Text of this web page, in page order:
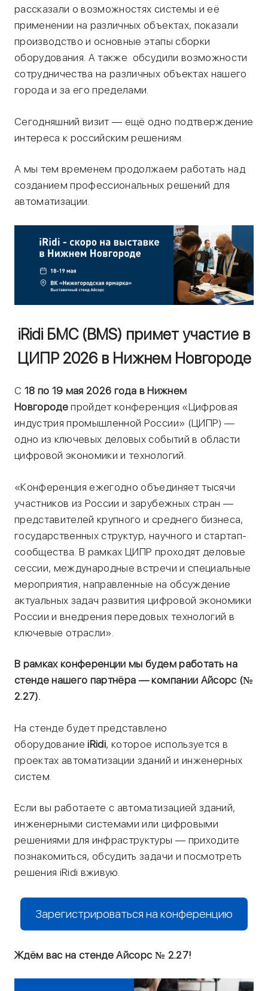
рассказали о возможностях системы и её
применении на различных объектах, показали
производство и основные этапы сборки
оборудования. А также обсудили возможности
сотрудничества на различных объектах нашего
города и за его пределами.
Сегодняшний визит — ещё одно подтверждение
интереса к российским решениям.
А мы тем временем продолжаем работать над
созданием профессиональных решений для
автоматизации.
iRidi БМС (BMS) примет участие в
ЦИПР 2026 в Нижнем Новгороде
С 18 по 19 мая 2026 года в Нижнем
Новгороде пройдет конференция «Цифровая
индустрия промышленной России» (ЦИПР) —
одно из ключевых деловых событий в области
цифровой экономики и технологий.
«Конференция ежегодно объединяет тысячи
участников из России и зарубежных стран —
представителей крупного и среднего бизнеса,
государственных структур, научного и стартап-
сообщества. В рамках ЦИПР проходят деловые
сессии, международные встречи и специальные
мероприятия, направленные на обсуждение
актуальных задач развития цифровой экономики
России и внедрения передовых технологий в
ключевые отрасли».
В рамках конференции мы будем работать на
стенде нашего партнёра — компании Айсорс (№
2.27).
На стенде будет представлено
оборудование iRidi, которое используется в
проектах автоматизации зданий и инженерных
систем.
Если вы работаете с автоматизацией зданий,
инженерными системами или цифровыми
решениями для инфраструктуры — приходите
познакомиться, обсудить задачи и посмотреть
решения iRidi вживую.
Зарегистрироваться на конференцию
Ждём вас на стенде Айсорс № 2.27!